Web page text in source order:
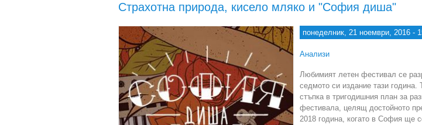
Страхотна природа, кисело мляко и "София диша"
понеделник, 21 ноември, 2016 -
Анализи
Любимият летен фестивал се
седмото си издание тази година.
стъпка в тригодишния план за
фестивала, целящ достойното
2018 година, когато в София ще